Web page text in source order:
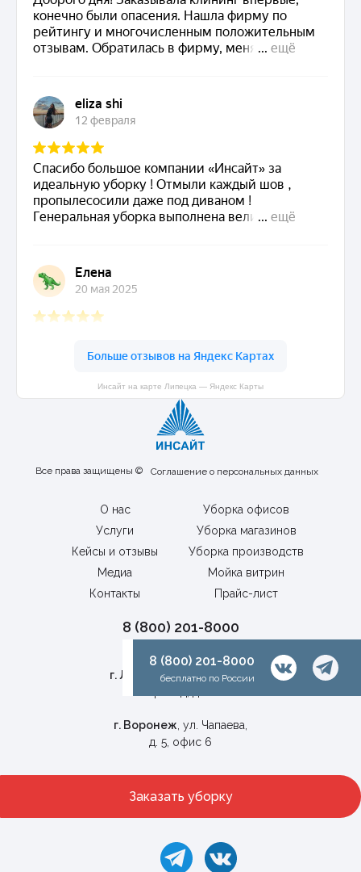
Инсайт на карте Липецка — Яндекс Карты
Все права защищены © Соглашение о персональных данных
О нас
Услуги
Кейсы и отзывы
Медиа
Контакты
Уборка офисов
Уборка магазинов
Уборка производств
Мойка витрин
Прайс-лист
8 (800) 201-8000
8 (800) 201-8000
бесплатно по России
г. Липецк, Универсальный
г. Воронеж, ул. Чапаева,
д. 5, офис 6
Заказать уборку